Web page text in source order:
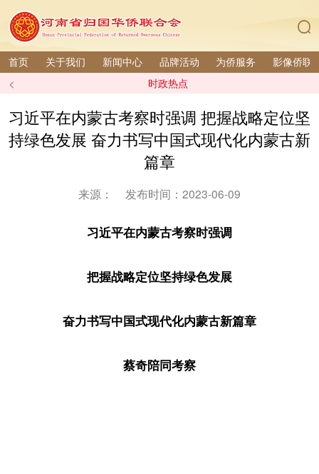
首页 关于我们 新闻中心 品牌活动 为侨服务 影像侨联
< 时政热点
习近平在内蒙古考察时强调 把握战略定位坚
持绿色发展 奋力书写中国式现代化内蒙古新
篇章
来源： 发布时间：2023-06-09
习近平在内蒙古考察时强调
把握战略定位坚持绿色发展
奋力书写中国式现代化内蒙古新篇章
蔡奇陪同考察